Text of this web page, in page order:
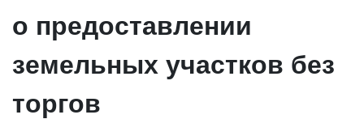
о предоставлении
земельных участков без
торгов